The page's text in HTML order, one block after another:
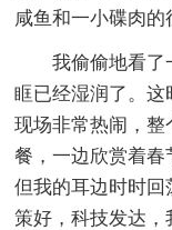
咸鱼和一小碟肉的
我偷偷地看了
眶已经湿润了。这
现场非常热闹，
餐，一边欣赏着春
但我的耳边时时回
策好，科技发达